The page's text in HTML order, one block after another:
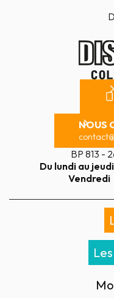
NOUS
BP 813 -
Du lundi au jeudi
Vendredi